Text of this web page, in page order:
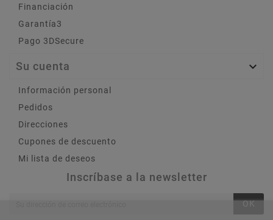
Financiación
Garantía3
Pago 3DSecure
Su cuenta 
Información personal
Pedidos
Direcciones
Cupones de descuento
Mi lista de deseos
Inscríbase a la newsletter
OK